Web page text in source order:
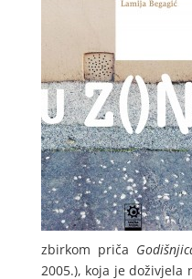
zbirkom priča
2005.), koja je